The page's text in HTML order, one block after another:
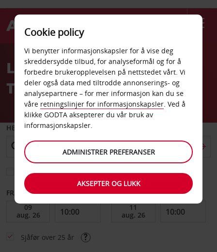
Welcome
AvisLeiebil VINCI-parkering
Toulon Parc de la Gare
HENT FRA
Velg et annet leveringssted
FRA DATO TIL DATO
Sjåfør over 25 år
Cookie policy
Vi benytter informasjonskapsler for å vise deg
skreddersydde tilbud, for analyseformål og for å
forbedre brukeropplevelsen på nettstedet vårt. Vi
deler også data med tiltrodde annonserings- og
analysepartnere – for mer informasjon kan du se
våre retningslinjer for informasjonskapsler. Ved å
klikke GODTA aksepterer du vår bruk av
informasjonskapsler.
ADMINISTRER PREFERANSER
AKSEPTER OG LUKK